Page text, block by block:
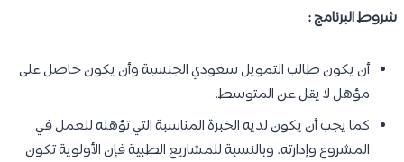
شروط البرنامج :
أن يكون طالب التمويل سعودي الجنسية وأن يكون حاصل على
مؤهل لا يقل عن المتوسط.
كما يجب أن يكون لديه الخبرة المناسبة التي تؤهله للعمل في
المشروع وإدارته. وبالنسبة للمشاريع الطبية فإن الأولوية تكون